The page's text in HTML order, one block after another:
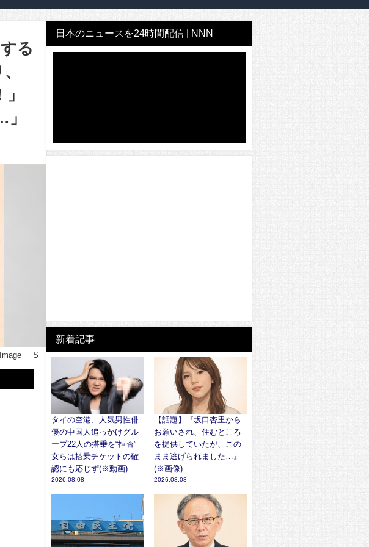
る
Image © S
日本のニュースを24時間配信 | NNN
新着記事
タイの空港、人気男性俳
優の中国人追っかけグル
ープ22人の搭乗を“拒否”
女らは搭乗チケットの確
認にも応じず(※動画)
2026.08.08
【話題】『坂口杏里から
お願いされ、住むところ
を提供していたが、この
まま逃げられました…』
(※画像)
2026.08.08